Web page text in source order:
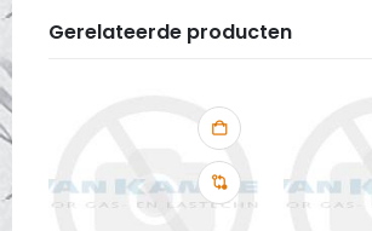
Gerelateerde producten